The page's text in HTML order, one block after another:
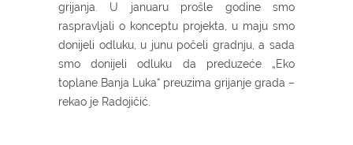
grijanja. U januaru prošle godine smo
raspravljali o konceptu projekta, u maju smo
donijeli odluku, u junu počeli gradnju, a sada
smo donijeli odluku da preduzeće „Eko
toplane Banja Luka“ preuzima grijanje grada –
rekao je Radojičić.